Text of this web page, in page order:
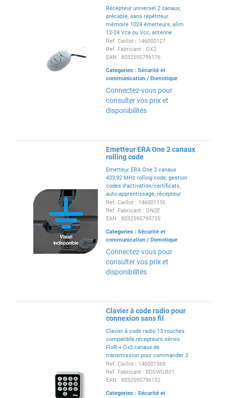
Récepteur universel 2 canaux,
précablé, sans répétiteur.
mémoire 1024 émetteurs, alim
12-24 Vca ou Vcc, antenne
intégré
Ref. Caillot : 146000127
Ref. Fabricant : OX2
EAN : 8032595796176
Categories : Sécurité et
communication / Domotique
Connectez-vous pour
consulter vos prix et
disponibilités
Emetteur ERA One 2 canaux
rolling code
Emetteur ERA One 2 canaux
433,92 MHz rolling code, gestion
codes d'activation/certificats,
auto-apprentissage, récepteur
de proximité. En porte-clés, fixé
au mur ou sur le tableau de bord
de la voiture grâce au support
Ref. Caillot : 146001136
Ref. Fabricant : ON2E
EAN : 8032595795735
Categories : Sécurité et
communication / Domotique
Connectez-vous pour
consulter vos prix et
disponibilités
Clavier à code radio pour
connexion sans fil
Clavier à code radio 13 touches
compatible récepteurs séries
FloR + Ox3 canaux de
transmission pour commander 3
automatismes ou 3 actions sur
un automatismeLongue portée,
clavier rétroéclairé, capteur
vandalisme
Ref. Caillot : 146001568
Ref. Fabricant : EDSWGR01
EAN : 8032595796152
Categories : Sécurité et